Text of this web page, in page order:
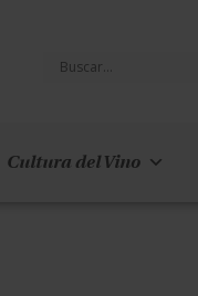
Cultura del Vino